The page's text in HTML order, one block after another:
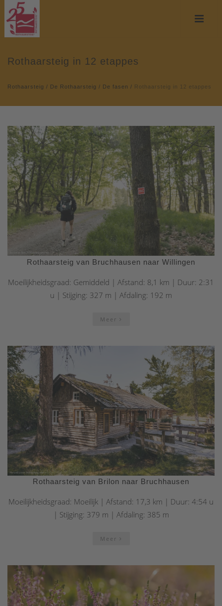
Rothaarsteig in 12 etappes
Rothaarsteig / De Rothaarsteig / De fasen / Rothaarsteig in 12 etappes
Rothaarsteig van Bruchhausen naar Willingen
Moeilijkheidsgraad: Gemiddeld | Afstand: 8,1 km | Duur: 2:31
u | Stijging: 327 m | Afdaling: 192 m
Meer
Rothaarsteig van Brilon naar Bruchhausen
Moeilijkheidsgraad: Moeilijk | Afstand: 17,3 km | Duur: 4:54 u
| Stijging: 379 m | Afdaling: 385 m
Meer